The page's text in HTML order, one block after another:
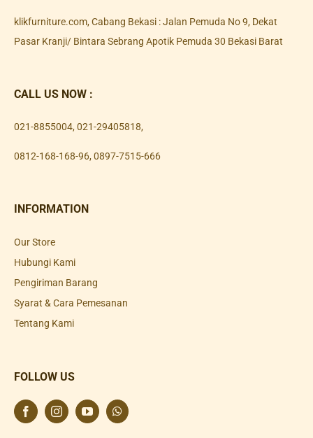
klikfurniture.com, Cabang Bekasi : Jalan Pemuda No 9, Dekat
Pasar Kranji/ Bintara Sebrang Apotik Pemuda 30 Bekasi Barat
CALL US NOW :
021-8855004, 021-29405818,
0812-168-168-96, 0897-7515-666
INFORMATION
Our Store
Hubungi Kami
Pengiriman Barang
Syarat & Cara Pemesanan
Tentang Kami
FOLLOW US